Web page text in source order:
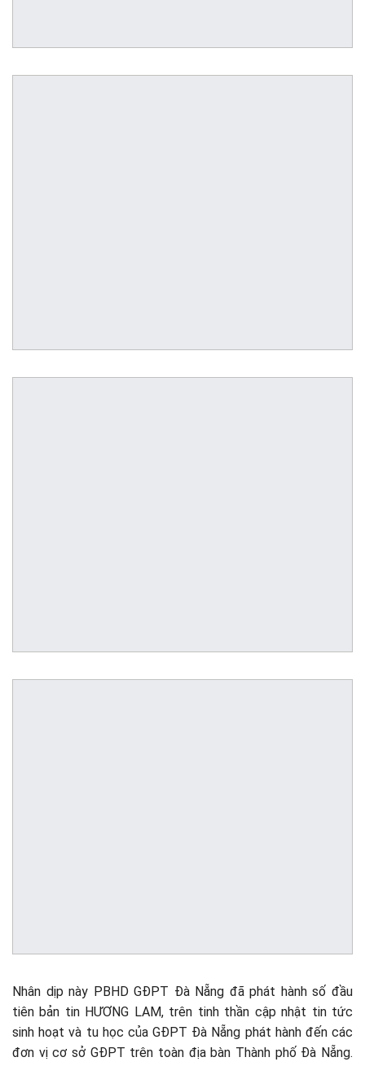
Nhân dịp này PBHD GĐPT Đà Nẵng đã phát hành số đầu
tiên bản tin HƯƠNG LAM, trên tinh thần cập nhật tin tức
sinh hoạt và tu học của GĐPT Đà Nẵng phát hành đến các
đơn vị cơ sở GĐPT trên toàn địa bàn Thành phố Đà Nẵng.